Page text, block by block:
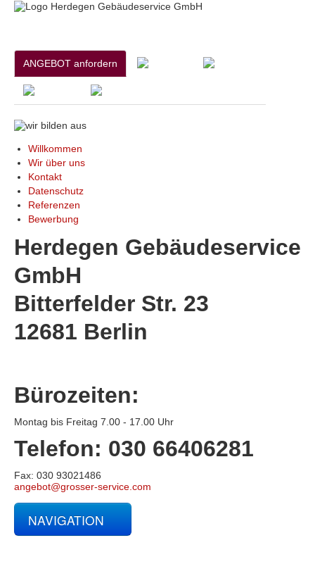
ANGEBOT anfordern
Willkommen
Wir über uns
Kontakt
Datenschutz
Referenzen
Bewerbung
Herdegen Gebäudeservice
GmbH
Bitterfelder Str. 23
12681 Berlin
Bürozeiten:
Montag bis Freitag 7.00 - 17.00 Uhr
Telefon: 030 66406281
Fax: 030 93021486
angebot@grosser-service.com
NAVIGATION